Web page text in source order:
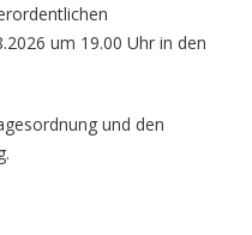
um 19.00 Uhr in den
und den